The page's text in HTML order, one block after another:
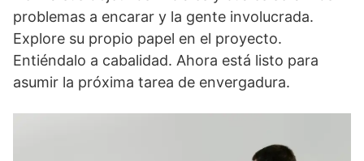
problemas a encarar y la gente involucrada.
Explore su propio papel en el proyecto.
Entiéndalo a cabalidad. Ahora está listo para
asumir la próxima tarea de envergadura.